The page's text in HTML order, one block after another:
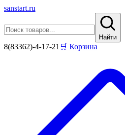
sanstart.ru
Найти
8(83362)-4-17-21 🛒 Корзина